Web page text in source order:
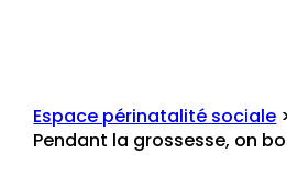
Espace périnatalité sociale
Pendant la grossesse, on